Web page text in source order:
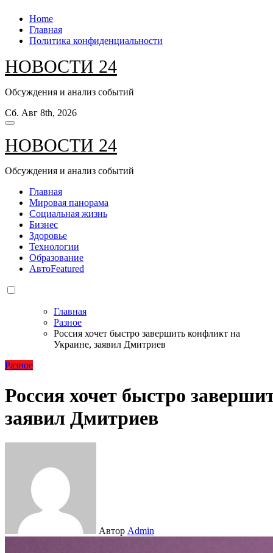
Перейти
содержанию
Home
Главная
Политика конфиденциальности
НОВОСТИ 24
Обсуждения и анализ событий
Сб. Авг 8th, 2026
НОВОСТИ 24
Обсуждения и анализ событий
Главная
Мировая панорама
Социальная жизнь
Бизнес
Здоровье
Технологии
Образование
АвтоFeatured
Главная
Разное
Россия хочет быстро завершить конфликт на
Украине, заявил Дмитриев
Разное
Россия хочет быстро
заявил Дмитриев
Автор Admin